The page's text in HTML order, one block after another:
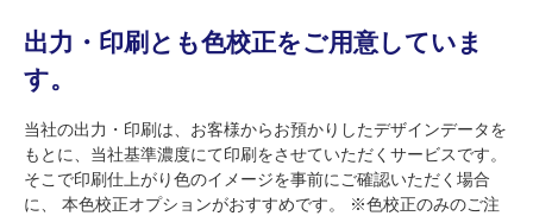
出力・印刷とも色校正をご用意していま
す。
当社の出力・印刷は、お客様からお預かりしたデザインデータを
もとに、当社基準濃度にて印刷をさせていただくサービスです。
そこで印刷仕上がり色のイメージを事前にご確認いただく場合
に、 本色校正オプションがおすすめです。 ※色校正のみのご注